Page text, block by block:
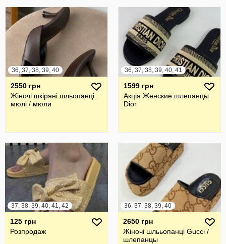
36, 37, 38, 39, 40
2550 грн
Жіночі шкіряні шльопанці
мюлі / мюли
36, 37, 38, 39, 40, 41
1599 грн
Акція Женские шлепанцы
Dior
37, 38, 39, 40, 41, 42
125 грн
Розпродаж
36, 37, 38, 39, 40
2650 грн
Жіночі шлььопанці Gucci /
шлепанцы